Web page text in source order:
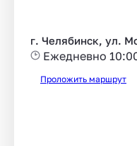
г. Челябинск, ул.
Ежедневно
Проложить маршрут